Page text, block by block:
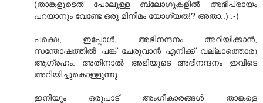
(താങ്കളുടെത് പോലുള്ള ബ്ലോഗുകളില്‍ അഭിപ്രായം
പറയാനും വേണ്ടേ ഒരു മിനിമം യോഗ്യത!? അതാ..) :-)
പക്ഷെ, ഇപ്പോള്‍, അഭിനന്ദനം അറിയിക്കാന്‍,
സന്തോഷത്തില്‍ പങ്ക് ചേരുവാന്‍ എനിക്ക് വല്ലാത്തൊരു
ആഗ്രഹം. അതിനാല്‍ അഭിയുടെ അഭിനന്ദനം ഇവിടെ
അറിയിച്ചുകൊള്ളുന്നു.
ഇനിയും ഒരുപാട് അംഗീകാരങ്ങള്‍ താങ്കളെ